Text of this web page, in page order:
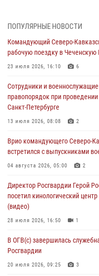
06 августа 2026, 12:35 1
Росгвардейцы провели
«Гвардеец» в Пензе (видео)
06 августа 2026, 12:00
В Курске росгвардейцы
второй годовщине вторжения
06 августа 2026, 11:56
угрожавшего подростку
06 августа 2026, 11:33
крупная нарколаборатория
ПОПУЛЯРНЫЕ НОВОСТИ
Командующий Северо-
рабочую поездку в Чеченскую
23 июля 2026, 16:10 6
Сотрудники и
правопорядок при
Санкт-Петербурге
13 июля 2026, 08:08 2
Врио командующего Северо-
встретился с выпускниками
04 августа 2026, 05:00 2
Директор Росгвардии Герой
посетил кинологический
(видео)
28 июля 2026, 16:50 1
В ОГВ(с) завершилась
Росгвардии
20 июля 2026, 09:25 3